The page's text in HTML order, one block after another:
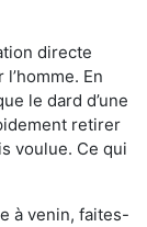
directe
En
le dard d’une
retirer
voulue. Ce qui
à venin, faites-